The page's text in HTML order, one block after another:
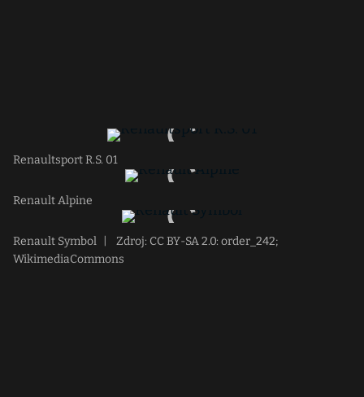
Renaultsport R.S. 01
Renault Alpine
Renault Symbol
Zdroj: CC BY-SA 2.0: order_242;
WikimediaCommons